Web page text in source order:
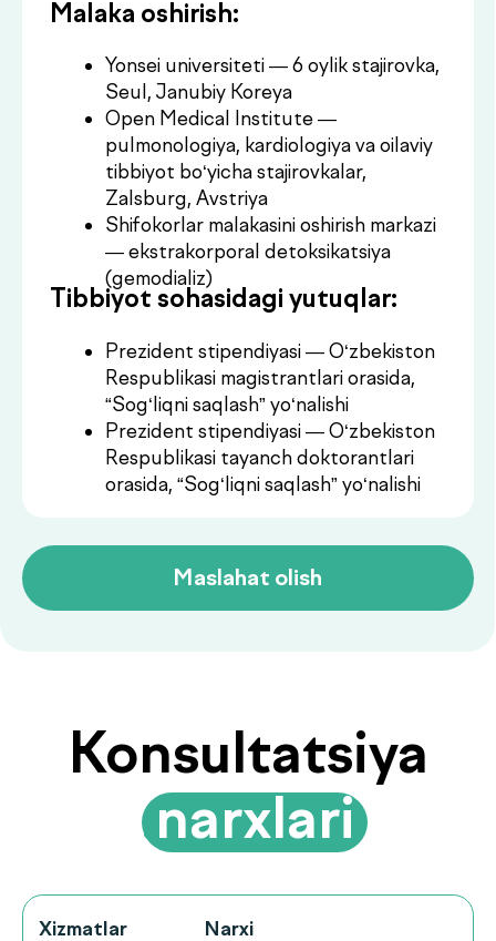
Prezident stipendiyasi — O‘zbekiston
“Sog‘liqni saqlash” yo‘nalishi
Prezident stipendiyasi — O‘zbekiston
Respublikasi tayanch doktorantlari
orasida, “Sog‘liqni saqlash” yo‘nalishi
Maslahat olish
Konsultatsiya
.narxlari
Narxi
konsultatsiya
Buyurtma
Ko‘p beriladigan
savollarga
.javoblar